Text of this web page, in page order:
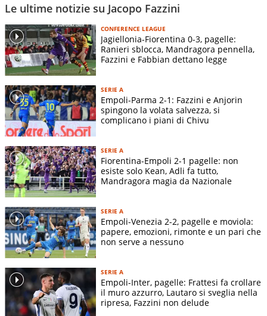
Le ultime notizie su Jacopo Fazzini
CONFERENCE LEAGUE
Jagiellonia-Fiorentina 0-3, pagelle:
Ranieri sblocca, Mandragora pennella,
Fazzini e Fabbian dettano legge
SERIE A
Empoli-Parma 2-1: Fazzini e Anjorin
spingono la volata salvezza, si
complicano i piani di Chivu
SERIE A
Fiorentina-Empoli 2-1 pagelle: non
esiste solo Kean, Adli fa tutto,
Mandragora magia da Nazionale
SERIE A
Empoli-Venezia 2-2, pagelle e moviola:
papere, emozioni, rimonte e un pari che
non serve a nessuno
SERIE A
Empoli-Inter, pagelle: Frattesi fa crollare
il muro azzurro, Lautaro si sveglia nella
ripresa, Fazzini non delude